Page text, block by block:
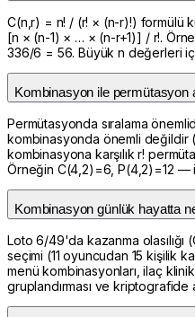
C(n,r) = n! / (r! × (n-r)!) formülü
[n × (n-1) × … × (n-r+1)] / r!.
336/6 = 56. Büyük n değerleri
Kombinasyon ile permütasyon
Permütasyonda sıralama
kombinasyonda önemli değildir
kombinasyona karşılık r!
Örneğin C(4,2)=6, P(4,2)=12 —
Kombinasyon günlük hayatta
Loto 6/49'da kazanma olasılığı
seçimi (11 oyuncudan 15 kişilik
menü kombinasyonları, ilaç
gruplandırması ve kriptografide